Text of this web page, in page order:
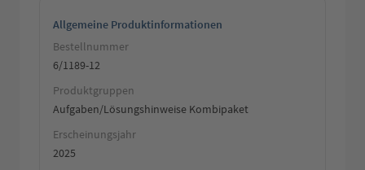
Allgemeine Produktinformationen
Bestellnummer
6/1189-12
Produktgruppen
Aufgaben/Lösungshinweise Kombipaket
Erscheinungsjahr
2025